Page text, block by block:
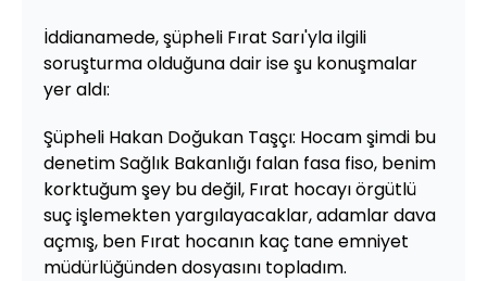
İddianamede, şüpheli Fırat Sarı'yla ilgili
soruşturma olduğuna dair ise şu konuşmalar
yer aldı:
Şüpheli Hakan Doğukan Taşçı: Hocam şimdi bu
denetim Sağlık Bakanlığı falan fasa fiso, benim
korktuğum şey bu değil, Fırat hocayı örgütlü
suç işlemekten yargılayacaklar, adamlar dava
açmış, ben Fırat hocanın kaç tane emniyet
müdürlüğünden dosyasını topladım.